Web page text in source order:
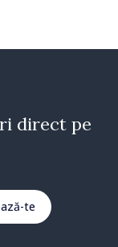
direct pe
te